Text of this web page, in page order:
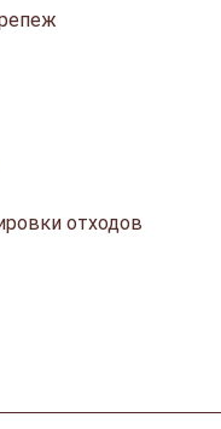
отходов